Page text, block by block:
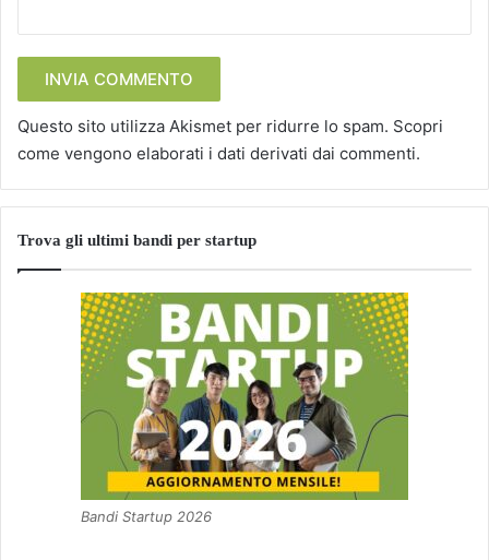
Questo sito utilizza Akismet per ridurre lo spam. Scopri
come vengono elaborati i dati derivati dai commenti.
Trova gli ultimi bandi per startup
Bandi Startup 2026